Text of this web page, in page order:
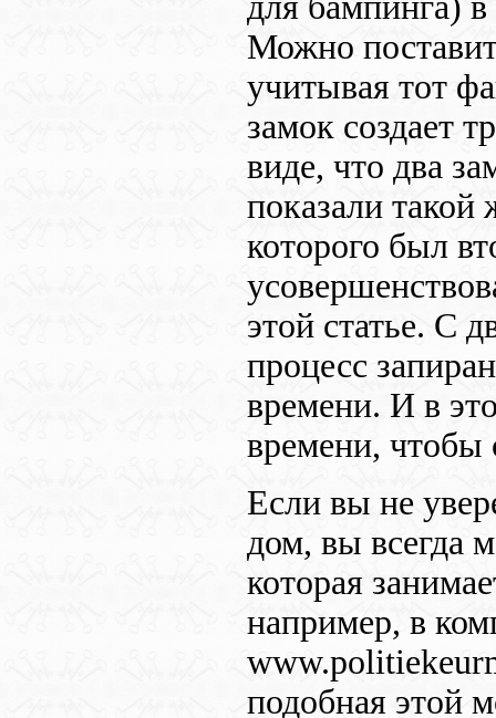
Можно
учитывая тот
замок создает
виде, что два
показали
которого был
этой статье. C
процесс
времени. И в
времени, чтобы
Если вы не
дом, вы всегда
которая
например, в
подобная этой